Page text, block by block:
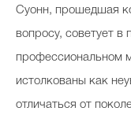
Суонн, прошедшая
вопросу, советует в
профессиональном
истолкованы как
отличаться от